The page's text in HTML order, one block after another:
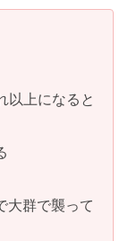
以上になると
大群で襲って